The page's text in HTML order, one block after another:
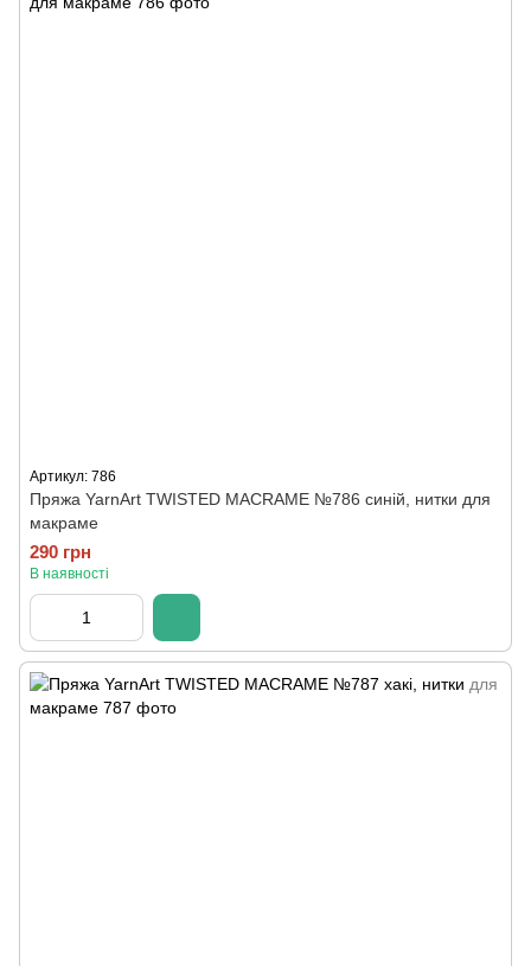
Артикул: 786
Пряжа YarnArt TWISTED MACRAME №786 синій, нитки для
макраме
290 грн
В наявності